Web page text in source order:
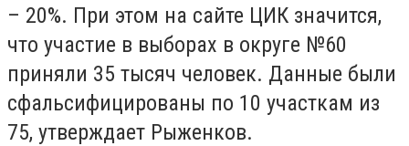
– 20%. При этом на сайте ЦИК значится,
что участие в выборах в округе №60
приняли 35 тысяч человек. Данные были
сфальсифицированы по 10 участкам из
75, утверждает Рыженков.